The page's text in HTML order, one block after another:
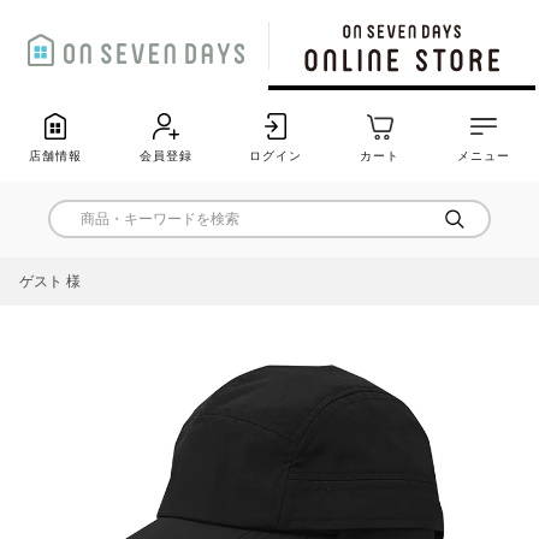
店舗情報 会員登録 ログイン カート メニュー
ゲスト 様